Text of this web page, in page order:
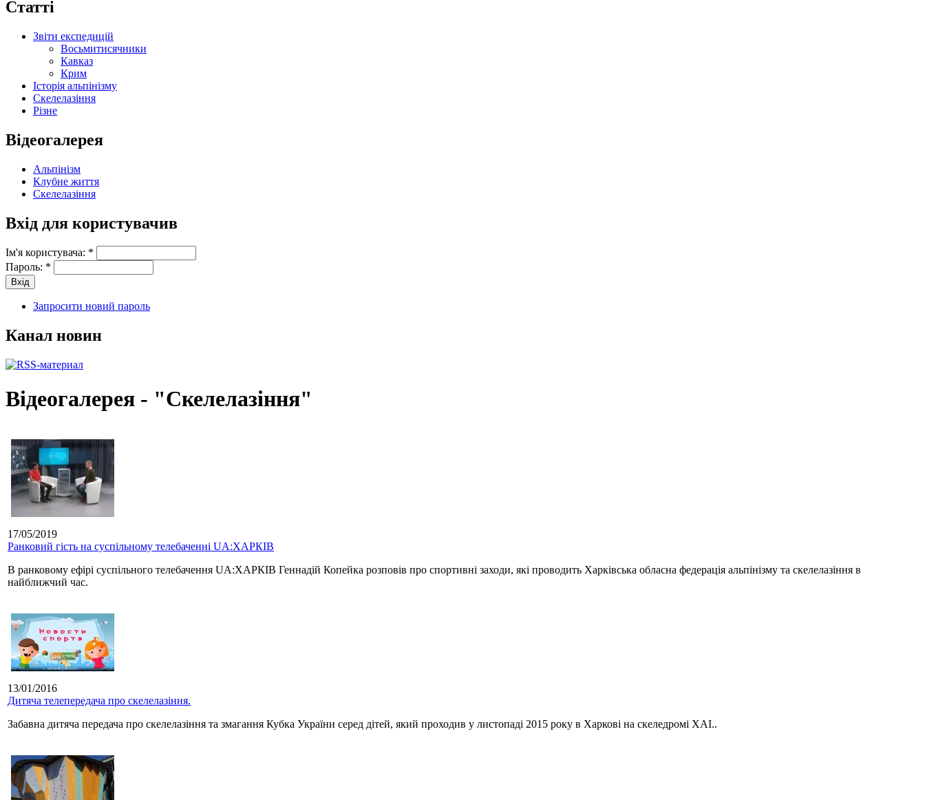
Статті
Звіти експедицій
Восьмитисячники
Кавказ
Крим
Історія альпінізму
Скелелазіння
Різне
Відеогалерея
Альпінізм
Клубне життя
Скелелазіння
Вхід для користувачив
Ім'я користувача: *
Пароль: *
Запросити новий пароль
Канал новин
Відеогалерея - "Скелелазіння"
17/05/2019
Ранковий гість на суспільному телебаченні UA:ХАРКІВ
В ранковому ефірі суспільного телебачення UA:ХАРКІВ Геннадій Копейка розповів про спортивні заходи, які проводить Харківська обласна федерація альпінізму та скелелазіння в
найближчий час.
13/01/2016
Дитяча телепередача про скелелазіння.
Забавна дитяча передача про скелелазіння та змагання Кубка України серед дітей, який проходив у листопаді 2015 року в Харкові на скеледромі ХАІ..